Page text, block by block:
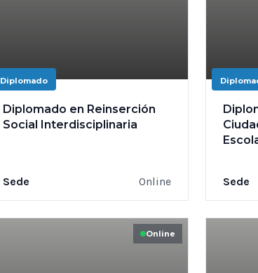
Diplomado
Diplomado en Reinserción
Social Interdisciplinaria
Sede Online Sede
Online